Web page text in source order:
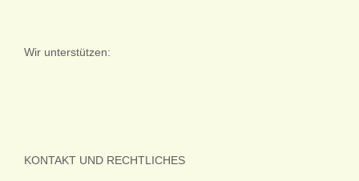
Wir unterstützen:
KONTAKT UND RECHTLICHES